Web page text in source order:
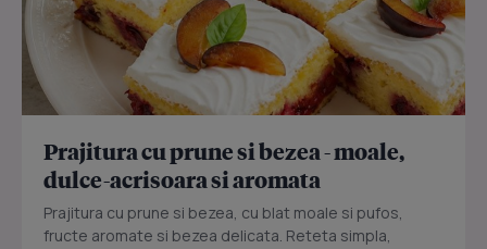
Prajitura cu prune si bezea - moale,
dulce-acrisoara si aromata
Prajitura cu prune si bezea, cu blat moale si pufos,
fructe aromate si bezea delicata. Reteta simpla,